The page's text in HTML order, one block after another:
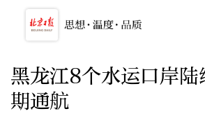
黑龙江8个水运口岸
期通航